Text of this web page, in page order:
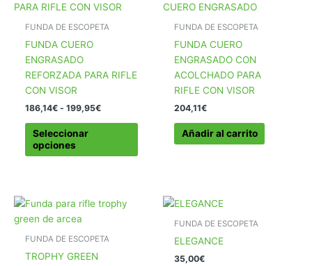
FUNDA DE ESCOPETA
FUNDA CUERO
ENGRASADO
REFORZADA PARA RIFLE
CON VISOR
186,14€ - 199,95€Rango
Seleccionar
opciones
Este
producto
tiene
FUNDA DE ESCOPETA
FUNDA CUERO
ENGRASADO CON
ACOLCHADO PARA
RIFLE CON VISOR
204,11€
Añadir al carrito
FUNDA DE ESCOPETA
TROPHY GREEN
FUNDA DE ESCOPETA
ELEGANCE
35,00€